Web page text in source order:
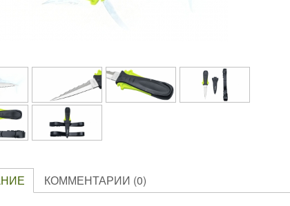
КОММЕНТАРИИ (0)